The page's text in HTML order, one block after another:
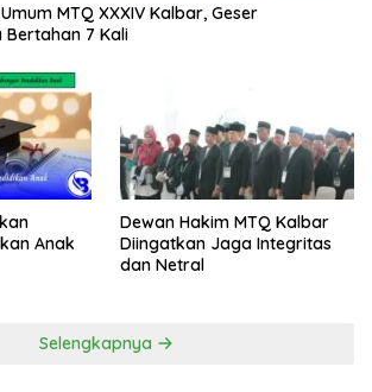
MTQ XXXIV Kalbar, Geser
7 Kali
Anak
Dewan Hakim MTQ Kalbar
Diingatkan Jaga Integritas
dan Netral
Selengkapnya